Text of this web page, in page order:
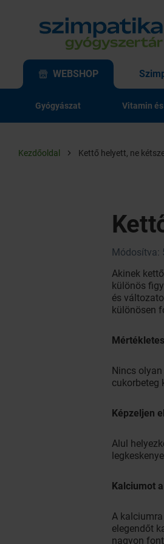
WEBSHOP
Gyógyászat Vitamin
Kezdőoldal Kettő helyett, ne
Módosítva:
Akinek
különös
és
különösen
Nincs
cukorbeteg
Képzeljen
Alul
Kalciumot
A
elegendőt
nagyon